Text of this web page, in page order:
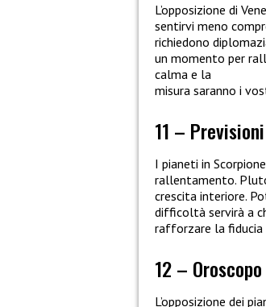
L’opposizione di
sentirvi meno
richiedono
un momento per
calma e la
misura saranno i
11 –
I pianeti in
rallentamento.
crescita interiore.
difficoltà servirà a
rafforzare la fiducia
12 –
L’opposizione dei